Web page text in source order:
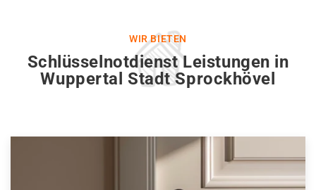
WIR BIETEN
Schlüsselnotdienst Leistungen in
Wuppertal Stadt Sprockhövel